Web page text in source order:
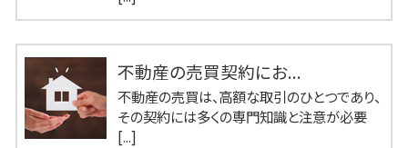
不動産の売買契約にお...
不動産の売買は、高額な取引のひとつであり、
その契約には多くの専門知識と注意が必要
[...]